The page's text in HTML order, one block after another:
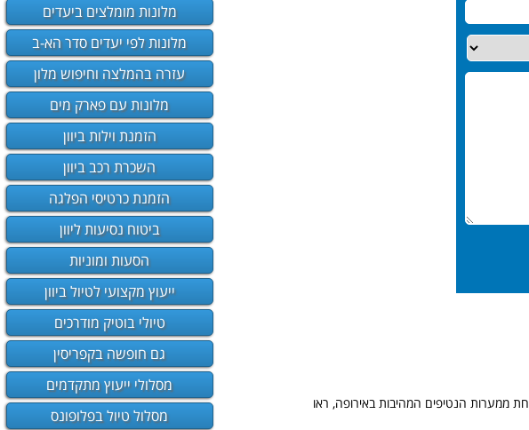
ממערות הנטיפים המהיבות באירופה, ראו
מלונות מומלצים ביעדים
מלונות לפי יעדים סדר הא-ב
עזרה בהמלצה וחיפוש מלון
מלונות עם פארק מים
הזמנת וילות ביוון
השכרת רכב ביוון
הזמנת כרטיסי הפלגה
ביטוח נסיעות ליוון
הסעות ומוניות
ייעוץ מקצועי לטיול ביוון
טיולי בוטיק מודרכים
גם חופשה בקפריסין
מסלולי ייעוץ מתקדמים
מסלול טיול בפלופונס